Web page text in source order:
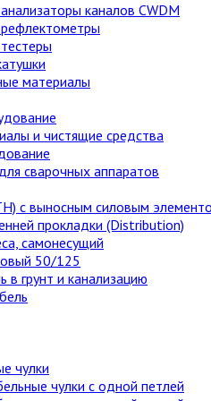
каналов CWDM
материалы
и чистящие средства
сварочных аппаратов
с выносным силовым
прокладки (Distribution)
самонесущий
50/125
в грунт и канализацию
чулки
чулки с одной петлей